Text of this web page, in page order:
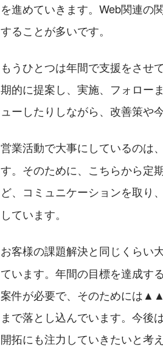
を進めていきます。Web関連の
することが多いです。
もうひとつは年間で支援をさせ
期的に提案し、実施、フォロー
ューしたりしながら、改善策や
営業活動で大事にしているのは、
す。そのために、こちらから定
ど、コミュニケーションを取り、
しています。
お客様の課題解決と同じくらい大
ています。年間の目標を達成
案件が必要で、そのためには
まで落とし込んでいます。今後
開拓にも注力していきたいと考